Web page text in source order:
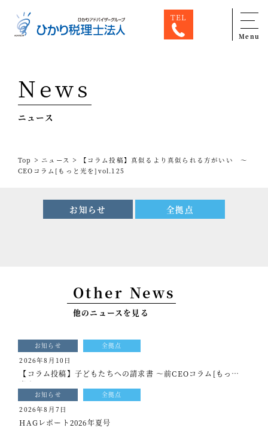
TEL
Menu
専門家一覧
ひかり税理士法人について
サービス
スタッフ紹介
セミナー情報
採用情報
税理士変更をお考えの方
メールマガジン登録
News
ニュース
Top > ニュース >
【コラム投稿】真似るより真似られる方がいい ～
CEOコラム[もっと光を]vol.125
お知らせ 全拠点
Other News
他のニュースを見る
お知らせ 全拠点
2026年8月10日
【コラム投稿】子どもたちへの請求書 ～前CEOコラム[もっと
光を]vol.340
お知らせ 全拠点
2026年8月7日
HAGレポート2026年夏号